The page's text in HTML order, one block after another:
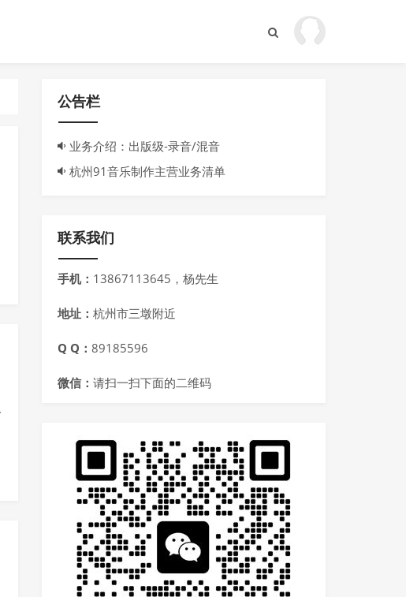
公告栏
业务介绍：出版级-录音/混音
杭州91音乐制作主营业务清单
联系我们
手机： 13867113645，杨先生
地址： 杭州市三墩附近
Q Q： 89185596
微信： 请扫一扫下面的二维码